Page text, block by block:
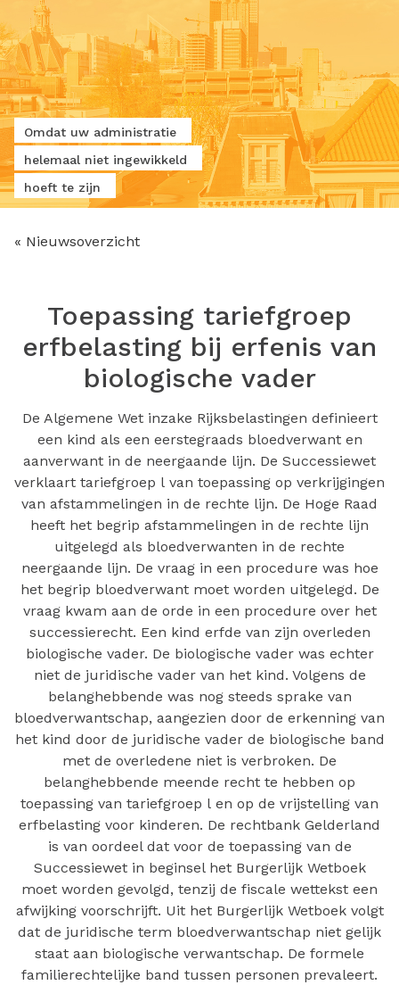
Omdat uw administratie
helemaal niet ingewikkeld
hoeft te zijn
« Nieuwsoverzicht
Toepassing tariefgroep
erfbelasting bij erfenis van
biologische vader
De Algemene Wet inzake Rijksbelastingen definieert
een kind als een eerstegraads bloedverwant en
aanverwant in de neergaande lijn. De Successiewet
verklaart tariefgroep l van toepassing op verkrijgingen
van afstammelingen in de rechte lijn. De Hoge Raad
heeft het begrip afstammelingen in de rechte lijn
uitgelegd als bloedverwanten in de rechte
neergaande lijn. De vraag in een procedure was hoe
het begrip bloedverwant moet worden uitgelegd. De
vraag kwam aan de orde in een procedure over het
successierecht. Een kind erfde van zijn overleden
biologische vader. De biologische vader was echter
niet de juridische vader van het kind. Volgens de
belanghebbende was nog steeds sprake van
bloedverwantschap, aangezien door de erkenning van
het kind door de juridische vader de biologische band
met de overledene niet is verbroken. De
belanghebbende meende recht te hebben op
toepassing van tariefgroep l en op de vrijstelling van
erfbelasting voor kinderen. De rechtbank Gelderland
is van oordeel dat voor de toepassing van de
Successiewet in beginsel het Burgerlijk Wetboek
moet worden gevolgd, tenzij de fiscale wettekst een
afwijking voorschrijft. Uit het Burgerlijk Wetboek volgt
dat de juridische term bloedverwantschap niet gelijk
staat aan biologische verwantschap. De formele
familierechtelijke band tussen personen prevaleert.